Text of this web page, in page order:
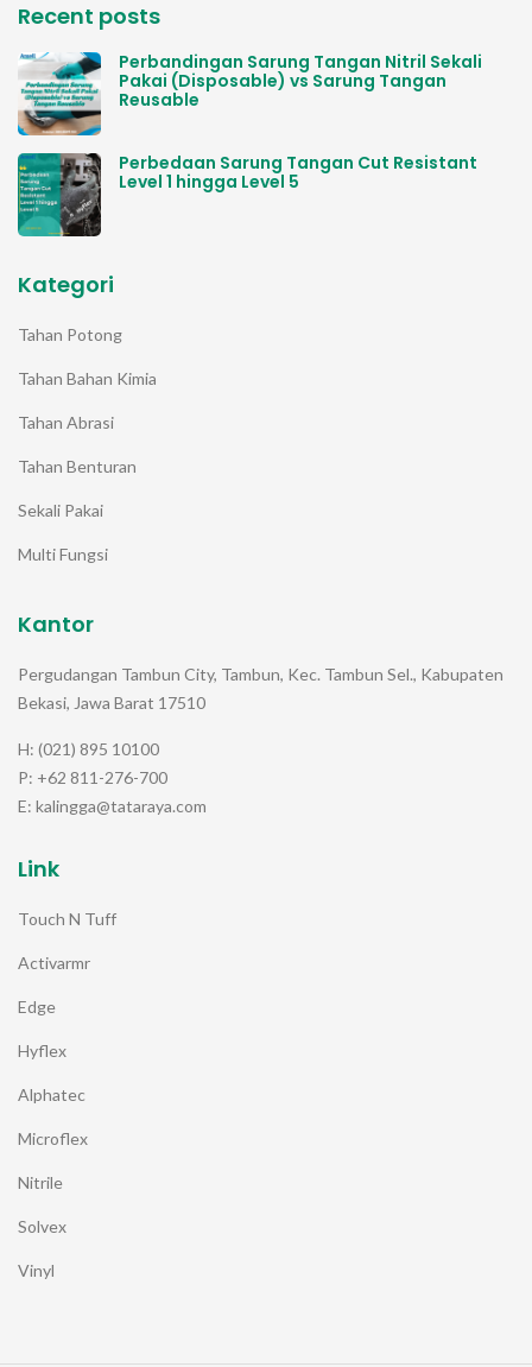
Recent posts
Perbandingan Sarung Tangan Nitril Sekali
Pakai (Disposable) vs Sarung Tangan
Reusable
Perbedaan Sarung Tangan Cut Resistant
Level 1 hingga Level 5
Kategori
Tahan Potong
Tahan Bahan Kimia
Tahan Abrasi
Tahan Benturan
Sekali Pakai
Multi Fungsi
Kantor
Pergudangan Tambun City, Tambun, Kec. Tambun Sel., Kabupaten
Bekasi, Jawa Barat 17510
H: (021) 895 10100
P: +62 811-276-700
E: kalingga@tataraya.com
Link
Touch N Tuff
Activarmr
Edge
Hyflex
Alphatec
Microflex
Nitrile
Solvex
Vinyl